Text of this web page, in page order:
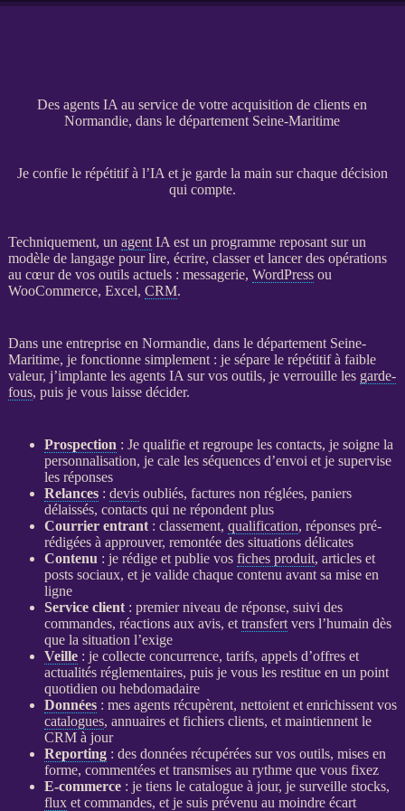
Des agents IA au service de votre acquisition de clients en
Normandie, dans le département Seine-Maritime
Je confie le répétitif à l’IA et je garde la main sur chaque décision
qui compte.
Techniquement, un agent IA est un programme reposant sur un
modèle de langage pour lire, écrire, classer et lancer des opérations
au cœur de vos outils actuels : messagerie, WordPressou
WooCommerce, Excel, CRM.
Dans une entreprise en Normandie, dans le département Seine-
Maritime, je fonctionne simplement : je sépare le répétitif à faible
valeur, j’implante les agents IA sur vos outils, je verrouille les garde-
fous, puis je vous laisse décider.
Prospection : Je qualifie et regroupe les contacts, je soigne la
personnalisation, je cale les séquences d’envoi et je supervise
les réponses
Relances: devisoubliés, factures non réglées, paniers
délaissés, contacts qui ne répondent plus
Courrier entrant: classement, qualification, réponses pré-
rédigées à approuver, remontée des situations délicates
Contenu : je rédige et publie vos fiches produit, articles et
posts sociaux, et je valide chaque contenu avant sa mise en
ligne
Service client: premier niveau de réponse, suivi des
commandes, réactions aux avis, et transfertvers l’humain dès
que la situation l’exige
Veille: je collecte concurrence, tarifs, appels d’offres et
actualités réglementaires, puis je vous les restitue en un point
quotidien ou hebdomadaire
Données: mes agentsrécupèrent, nettoient et enrichissent vos
catalogues, annuaires et fichiers clients, et maintiennent le
CRMà jour
Reporting: des donnéesrécupérées sur vos outils, mises en
forme, commentées et transmises au rythme que vous fixez
E-commerce: je tiens le catalogueà jour, je surveille stocks,
fluxet commandes, et je suis prévenu au moindre écart